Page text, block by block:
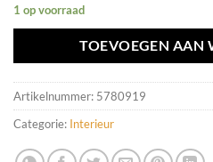
1 op voorraad
TOEVOEGEN AAN
Artikelnummer: 5780919
Categorie: Interieur